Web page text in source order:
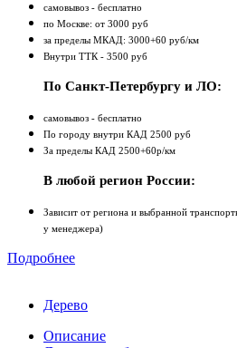
самовывоз - бесплатно
по Москве: от 3000 руб
за пределы МКАД: 3000+60 руб/км
Внутри ТТК - 3500 руб
По Санкт-Петербургу и ЛО:
самовывоз - бесплатно
По городу внутри КАД 2500 руб
За пределы КАД 2500+60р/км
В любой регион России:
Зависит от региона и выбранной
у менеджера)
Подробнее
Дерево
Описание